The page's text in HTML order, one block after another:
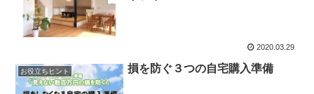
2020.03.29
お役立ちヒント 損を防ぐ３つの自宅購入準備